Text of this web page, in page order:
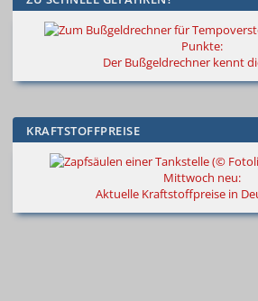
Punkte:
Der Bußgeldrechner kennt
KRAFTSTOFFPREISE
Mittwoch neu:
Aktuelle Kraftstoffpreise in